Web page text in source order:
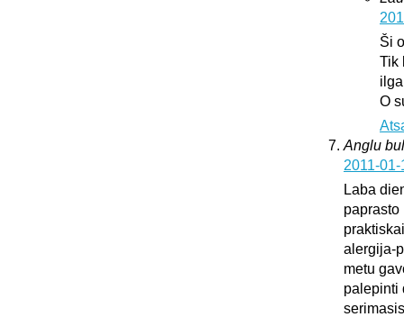
Ši
Tik
O
Anglu
2011-
Laba
paprasto
alergija-
metu
palepinti